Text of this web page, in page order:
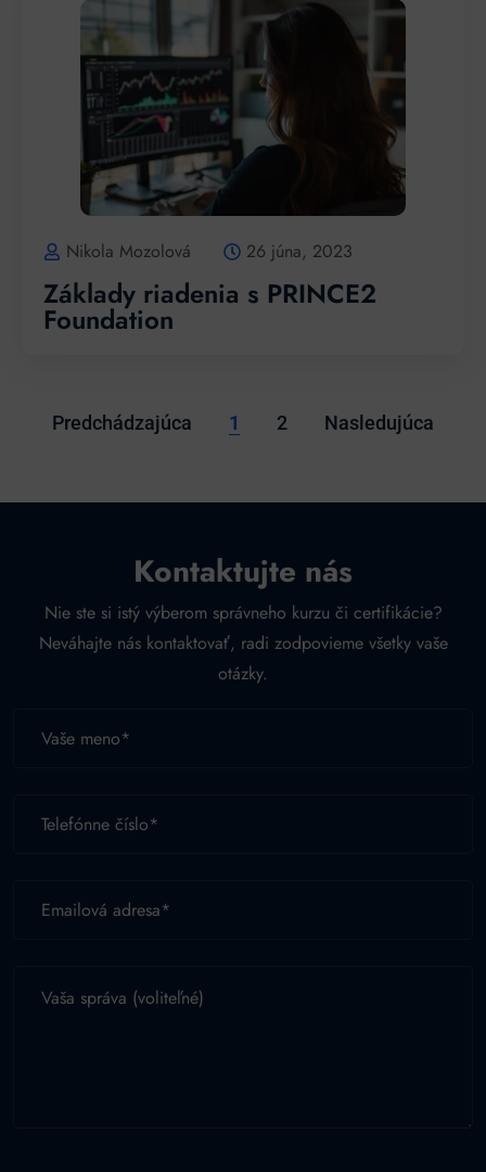
Nikola Mozolová 26 júna, 2023
Základy riadenia s PRINCE2
Foundation
Predchádzajúca 1 2 Nasledujúca
Kontaktujte nás
Nie ste si istý výberom správneho kurzu či certifikácie?
Neváhajte nás kontaktovať, radi zodpovieme všetky vaše
otázky.